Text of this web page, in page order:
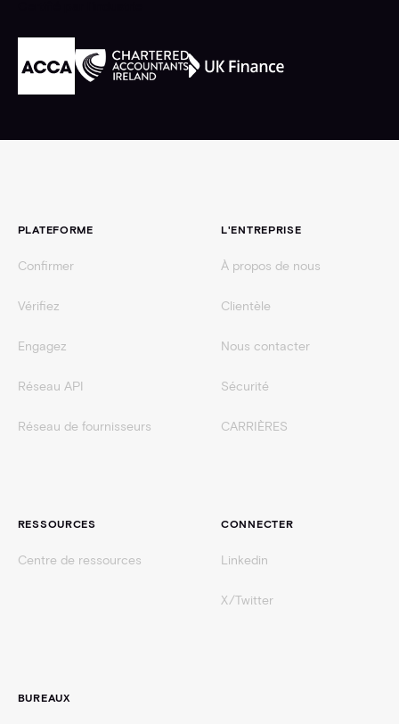
PLATEFORME
Confirmer
Vérifiez
Engagez
Réseau API
Réseau de fournisseurs
L'ENTREPRISE
À propos de nous
Clientèle
Nous contacter
Sécurité
CARRIÈRES
RESSOURCES
Centre de ressources
CONNECTER
Linkedin
X/Twitter
BUREAUX